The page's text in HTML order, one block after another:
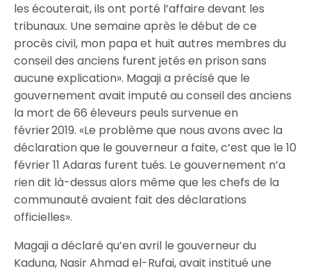
les écouterait, ils ont porté l’affaire devant les
tribunaux. Une semaine après le début de ce
procès civil, mon papa et huit autres membres du
conseil des anciens furent jetés en prison sans
aucune explication». Magaji a précisé que le
gouvernement avait imputé au conseil des anciens
la mort de 66 éleveurs peuls survenue en
février 2019. «Le problème que nous avons avec la
déclaration que le gouverneur a faite, c’est que le 10
février 11 Adaras furent tués. Le gouvernement n’a
rien dit là-dessus alors même que les chefs de la
communauté avaient fait des déclarations
officielles».
Magaji a déclaré qu’en avril le gouverneur du
Kaduna, Nasir Ahmad el-Rufai, avait institué une